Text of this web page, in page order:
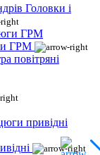
Головки і
ГРМ
повітряні
привідні